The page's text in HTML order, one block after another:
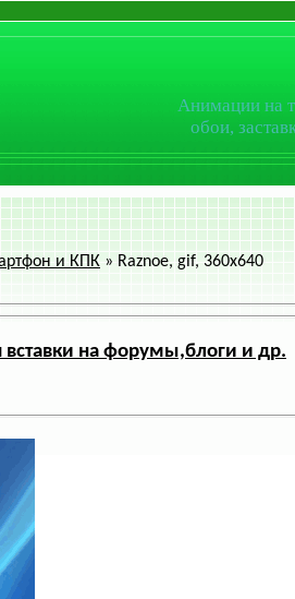
Анимации на
обои,
и КПК » Raznoe, gif, 360x640
на форумы,блоги и др.